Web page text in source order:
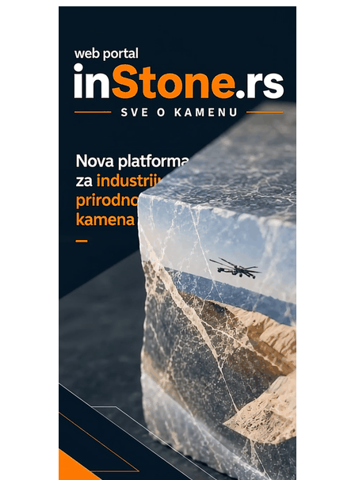
era CNC merenja
Proizvodnja iC7 Hybrid 1500 VDC
mrežnog pretvarača sa tečnim
hlađenjem
COMBYPACK
EVOKS Maintenance Management